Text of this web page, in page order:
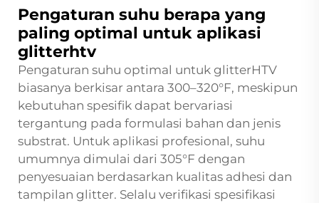
Pengaturan suhu berapa yang
paling optimal untuk aplikasi
glitterhtv
Pengaturan suhu optimal untuk glitterHTV
biasanya berkisar antara 300–320°F, meskipun
kebutuhan spesifik dapat bervariasi
tergantung pada formulasi bahan dan jenis
substrat. Untuk aplikasi profesional, suhu
umumnya dimulai dari 305°F dengan
penyesuaian berdasarkan kualitas adhesi dan
tampilan glitter. Selalu verifikasi spesifikasi